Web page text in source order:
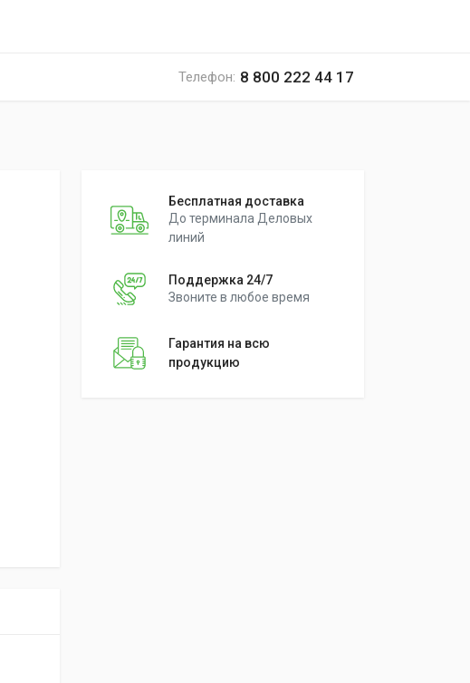
Телефон: 8 800 222 44 17
Бесплатная доставка
До терминала Деловых
линий
Поддержка 24/7
Звоните в любое время
Гарантия на всю
продукцию